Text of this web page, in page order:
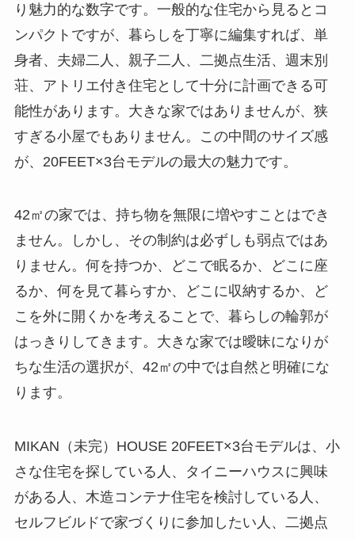
り魅力的な数字です。一般的な住宅から見るとコ
ンパクトですが、暮らしを丁寧に編集すれば、単
身者、夫婦二人、親子二人、二拠点生活、週末別
荘、アトリエ付き住宅として十分に計画できる可
能性があります。大きな家ではありませんが、狭
すぎる小屋でもありません。この中間のサイズ感
が、20FEET×3台モデルの最大の魅力です。
42㎡の家では、持ち物を無限に増やすことはでき
ません。しかし、その制約は必ずしも弱点ではあ
りません。何を持つか、どこで眠るか、どこに座
るか、何を見て暮らすか、どこに収納するか、ど
こを外に開くかを考えることで、暮らしの輪郭が
はっきりしてきます。大きな家では曖昧になりが
ちな生活の選択が、42㎡の中では自然と明確にな
ります。
MIKAN（未完）HOUSE 20FEET×3台モデルは、小
さな住宅を探している人、タイニーハウスに興味
がある人、木造コンテナ住宅を検討している人、
セルフビルドで家づくりに参加したい人、二拠点